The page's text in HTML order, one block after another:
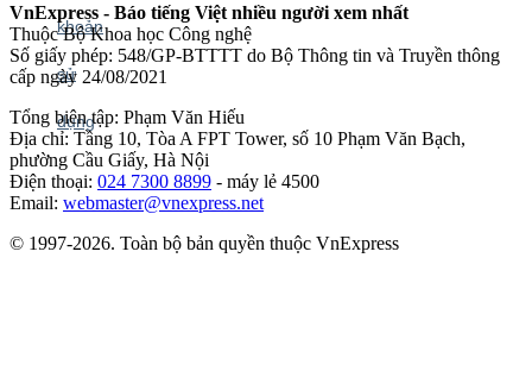
VnExpress - Báo tiếng Việt nhiều người xem nhất
Thuộc Bộ Khoa học Công nghệ
Số giấy phép: 548/GP-BTTTT do Bộ Thông tin và Truyền thông
cấp ngày 24/08/2021
Tổng biên tập: Phạm Văn Hiếu
Địa chỉ: Tầng 10, Tòa A FPT Tower, số 10 Phạm Văn Bạch,
phường Cầu Giấy, Hà Nội
Điện thoại: 024 7300 8899 - máy lẻ 4500
Email: webmaster@vnexpress.net
© 1997-2026. Toàn bộ bản quyền thuộc VnExpress